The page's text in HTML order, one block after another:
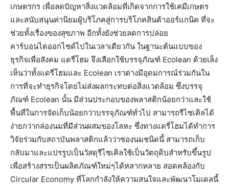
เกษตรกร เพื่อลดปัญหาสิ่งแวดล้อมที่เกิดจากการใช้เคมีเกษตร
และสนับสนุนค่านิยมผู้บริโภคสู่การบริโภคสินค้าออร์แกนิค ที่จะ
ช่วยทั้งเรื่องของสุขภาพ อีกทั้งยังช่วยลดการปล่อย
คาร์บอนไดออกไซด์ไปในเวลาเดียวกัน ในฐานะต้นแบบของ
ธุรกิจเพื่อสังคม แดรี่โฮม จึงเลือกใช้บรรจุภัณฑ์ Ecolean ด้วยเล็ง
เห็นว่าทั้งแดรี่โฮมและ Ecolean เราต่างมีอุดมการณ์ร่วมกันใน
การที่จะทำธุรกิจโดยไม่ส่งผลกระทบต่อสิ่งแวดล้อม ซึ่งบรรจุ
ภัณฑ์ Ecolean นั้น มีส่วนประกอบของพลาสติกน้อยกว่าและใช้
พื้นที่ในการจัดเก็บน้อยกว่าบรรจุภัณฑ์ทั่วไป สามารถรีไซเคิลได้
ง่ายกว่ากล่องนมที่มีส่วนผสมของโลหะ ซึ่งทางแดรี่โฮมได้ทำการ
วิจัยร่วมกับสถาบันพลาสติกแล้วว่าซองนมชนิดนี้ สามารถเก็บ
กลับมาและแปรรูปเป็นวัสดุรีไซเคิลใช้เป็นวัตถุดิบสำหรับขึ้นรูป
เพื่อสร้างสรรเป็นผลิตภัณฑ์ใหม่ๆได้หลากหลาย สอดคล้องกับ
Circular Economy ที่โลกกำลังให้ความสนใจและพัฒนาโมเดลนี้